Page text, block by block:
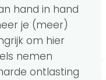
hand in hand
je (meer)
om hier
nemen
ontlasting